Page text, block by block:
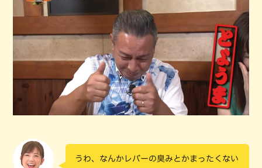
うわ、なんかレバーの臭みとかまったくない